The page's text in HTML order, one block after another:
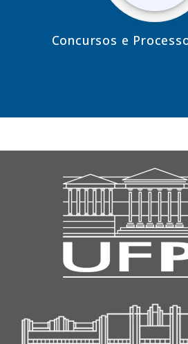
Concursos e